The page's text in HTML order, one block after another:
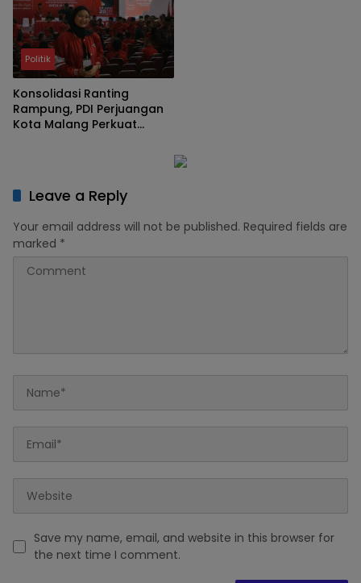
Politik
Konsolidasi Ranting
Rampung, PDI Perjuangan
Kota Malang Perkuat
Leave a Reply
Your email address will not be published. Required fields are
marked *
Save my name, email, and website in this browser for
the next time I comment.